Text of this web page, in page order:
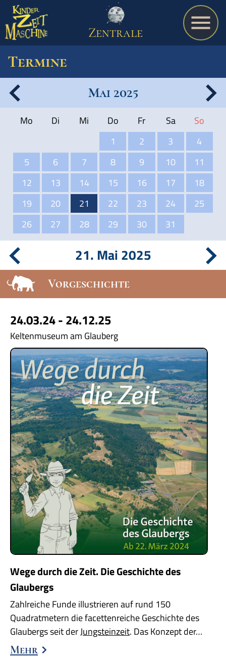
Termine
Schulmaterialien
Zentrale
Termine
Mai 2025
Mo Di Mi Do Fr Sa
So
1
2 3
4
5
6 7 8 9 10
11
12
13 14 15 16 17
18
19
20 21 22 23 24
25
26
27 28 29 30 31
21. Mai 2025
Vorgeschichte
24.03.24 - 24.12.25
Keltenmuseum am Glauberg
Wege durch die Zeit. Die Geschichte des
Glaubergs
Zahlreiche Funde illustrieren auf rund 150
Quadratmetern die facettenreiche Geschichte des
Glaubergs seit derJungsteinzeit. Das Konzept der…
Mehr